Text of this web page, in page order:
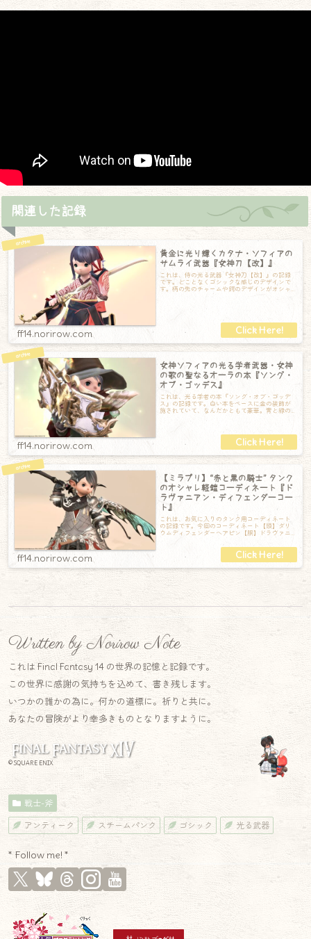
関連した記録
黄金に光り輝くカタナ・ソフィアの
サムライ武器『女神刀【改】』
これは、侍の光る武器『女神刀【改】』の記録
です。どことなくゴシックな感じのデザインで
す。柄の先のチャームや鍔のデザインがオシャ
レ。そして、抜刀すると光ります！刀身には豪
ff14.norirow.com
女神ソフィアの光る学者武器・女神
の歌の聖なるオーラの本『ソング・
オブ・ゴッデス』
これは、光る学者の本『ソング・オブ・ゴッデ
ス』の記録です。白い本をベースに金の装飾が
施されていて、なんだかともて豪華。青と緑の
ff14.norirow.com
【ミラプリ】“赤と黒の騎士” タンク
のオシャレ軽鎧コーディネート『ド
ラヴァニアン・ディフェンダーコー
ト』
これは、お気に入りのタンク用コーディネート
の記録です。今回のコーディネート【頭】ダリ
ウムディフェンダーヘアピン【胴】ドラヴァニ
ff14.norirow.com
Written by Norirow Note
これは Final Fantasy 14 の世界の記憶と記録です。
この世界に感謝の気持ちを込めて、書き残します。
いつかの誰かの為に。何かの道標に。祈りと共に。
あなたの冒険がより幸多きものとなりますように。
© SQUARE ENIX
戦士-斧
アンティーク スチームパンク ゴシック 光る武器
* Follow me! *